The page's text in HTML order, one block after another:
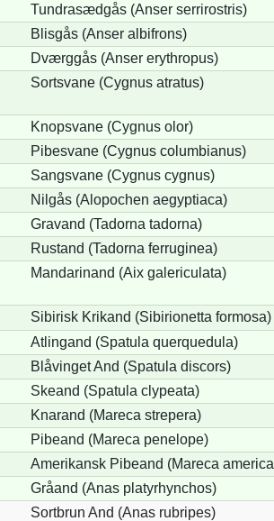
Tundrasædgås (Anser serrirostris)
Blisgås (Anser albifrons)
Dværggås (Anser erythropus)
Sortsvane (Cygnus atratus)
Knopsvane (Cygnus olor)
Pibesvane (Cygnus columbianus)
Sangsvane (Cygnus cygnus)
Nilgås (Alopochen aegyptiaca)
Gravand (Tadorna tadorna)
Rustand (Tadorna ferruginea)
Mandarinand (Aix galericulata)
Sibirisk Krikand (Sibirionetta formosa)
Atlingand (Spatula querquedula)
Blåvinget And (Spatula discors)
Skeand (Spatula clypeata)
Knarand (Mareca strepera)
Pibeand (Mareca penelope)
Amerikansk Pibeand (Mareca
Gråand (Anas platyrhynchos)
Sortbrun And (Anas rubripes)